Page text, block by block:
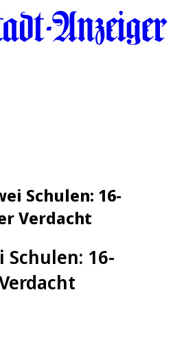
Schulen: 16-
Verdacht
Schulen: 16-